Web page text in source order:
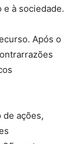
à sociedade.
Após o
ações,